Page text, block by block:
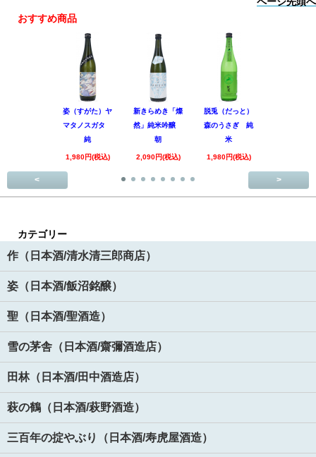
おすすめ商品
姿（すがた）ヤ
マタノスガタ
純
1,980円(税込)
新きらめき「燦
然」純米吟醸
朝
2,090円(税込)
脱兎（だっと）
森のうさぎ 純
米
1,980円(税込)
< >
カテゴリー
作（日本酒/清水清三郎商店）
姿（日本酒/飯沼銘醸）
聖（日本酒/聖酒造）
雪の茅舎（日本酒/齋彌酒造店）
田林（日本酒/田中酒造店）
萩の鶴（日本酒/萩野酒造）
三百年の掟やぶり（日本酒/寿虎屋酒造）